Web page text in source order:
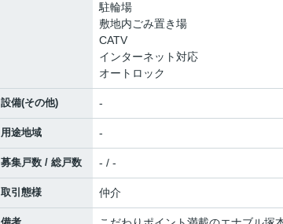
駐輪場
敷地内ごみ置き場
CATV
インターネット対応
オートロック
設備(その他) -
用途地域 -
募集戸数 / 総戸数 - / -
取引態様 仲介